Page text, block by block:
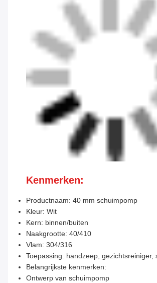
Kenmerken:
Productnaam: 40 mm schuimpomp
Kleur: Wit
Kern: binnen/buiten
Naakgrootte: 40/410
Vlam: 304/316
Toepassing: handzeep, gezichtsreiniger,
Belangrijkste kenmerken:
Ontwerp van schuimpomp